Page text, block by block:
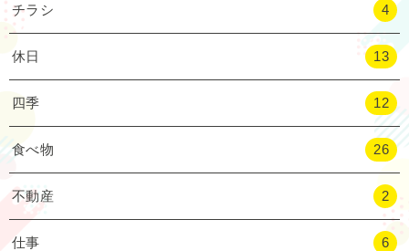
チラシ 4
休日 13
四季 12
食べ物 26
不動産 2
仕事 6